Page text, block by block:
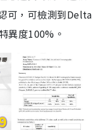
可，可檢測到Delta
異度100%。